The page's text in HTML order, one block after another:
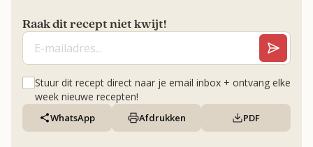
Raak dit recept niet kwijt!
Stuur dit recept direct naar je email inbox + ontvang elke
week nieuwe recepten!
WhatsApp Afdrukken PDF